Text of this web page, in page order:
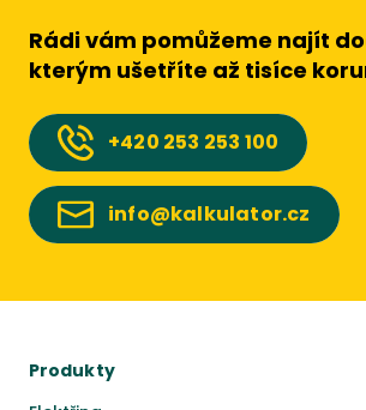
Rádi vám pomůžeme najít
kterým ušetříte až tisíce
+420 253 253 100
info@kalkulator.cz
Produkty